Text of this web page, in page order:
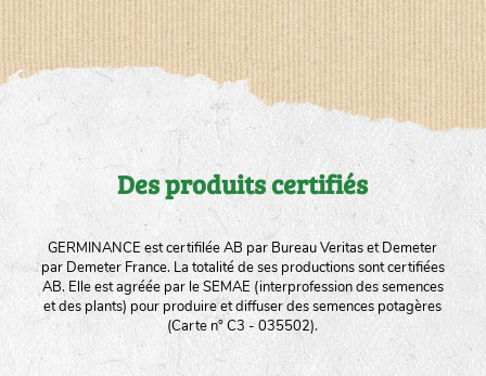
Des produits certifiés
GERMINANCE est certifilée AB par Bureau Veritas et Demeter
par Demeter France. La totalité de ses productions sont certifiées
AB. Elle est agréée par le SEMAE (interprofession des semences
et des plants) pour produire et diffuser des semences potagères
(Carte n° C3 - 035502).